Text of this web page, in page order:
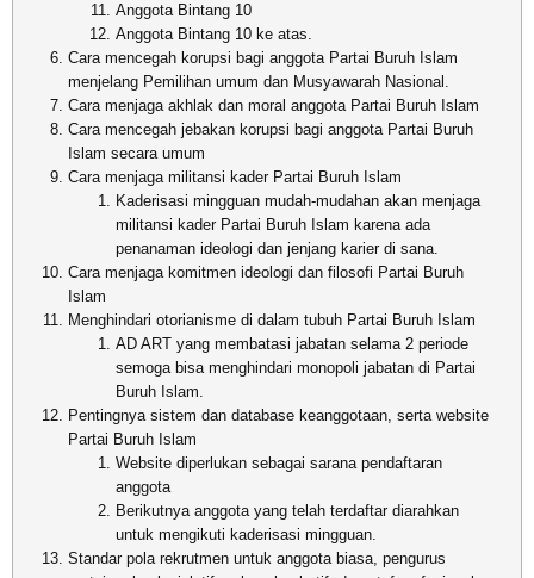
Anggota Bintang 10
Anggota Bintang 10 ke atas.
Cara mencegah korupsi bagi anggota Partai Buruh Islam
menjelang Pemilihan umum dan Musyawarah Nasional.
Cara menjaga akhlak dan moral anggota Partai Buruh Islam
Cara mencegah jebakan korupsi bagi anggota Partai Buruh
Islam secara umum
Cara menjaga militansi kader Partai Buruh Islam
Kaderisasi mingguan mudah-mudahan akan menjaga
militansi kader Partai Buruh Islam karena ada
penanaman ideologi dan jenjang karier di sana.
Cara menjaga komitmen ideologi dan filosofi Partai Buruh
Islam
Menghindari otorianisme di dalam tubuh Partai Buruh Islam
AD ART yang membatasi jabatan selama 2 periode
semoga bisa menghindari monopoli jabatan di Partai
Buruh Islam.
Pentingnya sistem dan database keanggotaan, serta website
Partai Buruh Islam
Website diperlukan sebagai sarana pendaftaran
anggota
Berikutnya anggota yang telah terdaftar diarahkan
untuk mengikuti kaderisasi mingguan.
Standar pola rekrutmen untuk anggota biasa, pengurus